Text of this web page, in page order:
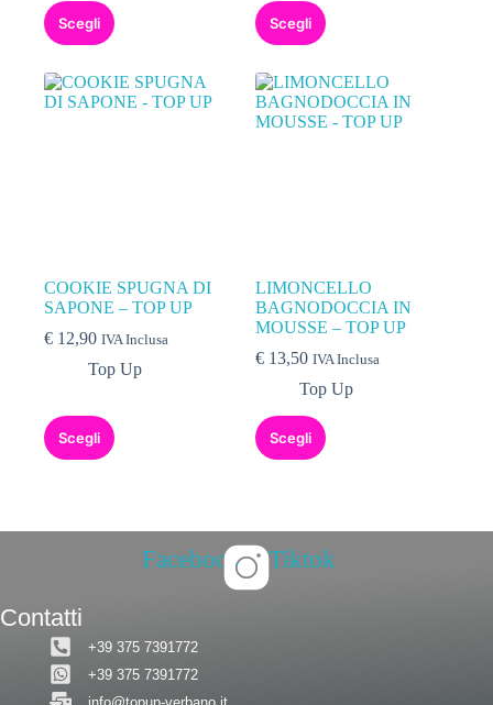
Scegli Scegli
COOKIE SPUGNA DI
SAPONE – TOP UP
€ 12,90 IVA Inclusa
Top Up
Scegli
LIMONCELLO
BAGNODOCCIA IN
MOUSSE – TOP UP
€ 13,50 IVA Inclusa
Top Up
Scegli
Facebook Tiktok
Contatti
+39 375 7391772
+39 375 7391772